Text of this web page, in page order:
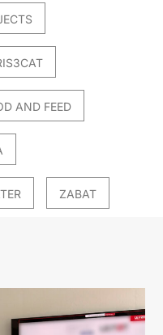
AND FEED
ZABAT